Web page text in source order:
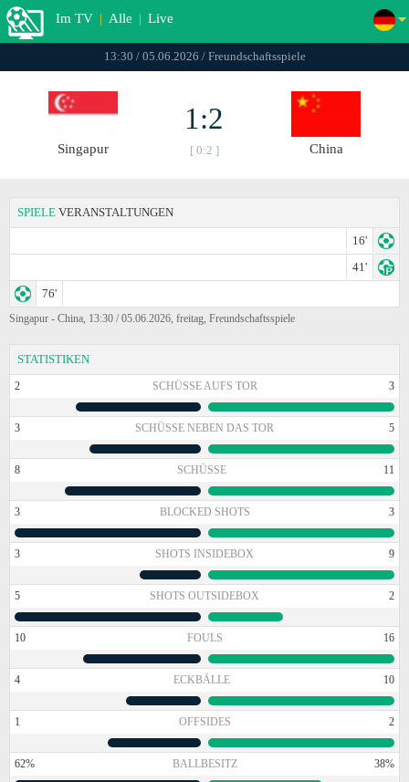
Im TV | Alle | Live
13:30 / 05.06.2026 / Freundschaftsspiele
Singapur
1:2
[ 0:2 ] China
SPIELE VERANSTALTUNGEN
16'
41'
76'
Singapur - China, 13:30 / 05.06.2026, freitag, Freundschaftsspiele
STATISTIKEN
2 SCHÜSSE AUFS TOR 3
3 SCHÜSSE NEBEN DAS TOR 5
8 SCHÜSSE 11
3 BLOCKED SHOTS 3
3 SHOTS INSIDEBOX 9
5 SHOTS OUTSIDEBOX 2
10 FOULS 16
4 ECKBÄLLE 10
1 OFFSIDES 2
62% BALLBESITZ 38%